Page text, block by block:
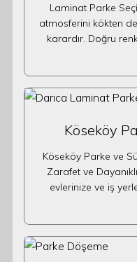
Laminat Parke
atmosferini kökten
karardır. Doğru
Köseköy
Köseköy Parke ve
Zarafet ve
evlerinize ve iş